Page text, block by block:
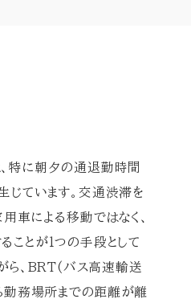
特に朝夕の通退勤時間
じています。交通渋滞を
車による移動ではなく、
ことが1つの手段として
ら、BRT(バス高速輸送
務場所までの距離が離